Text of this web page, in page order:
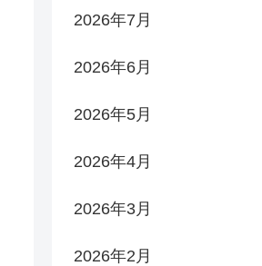
2026年7月
2026年6月
2026年5月
2026年4月
2026年3月
2026年2月